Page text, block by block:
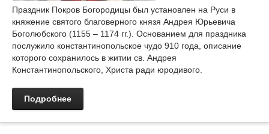
Праздник Покров Богородицы был установлен на Руси в
княжение святого благоверного князя Андрея Юрьевича
Боголюбского (1155 – 1174 гг.). Основанием для праздника
послужило константинопольское чудо 910 года, описание
которого сохранилось в житии св. Андрея
Константинопольского, Христа ради юродивого.
Подробнее